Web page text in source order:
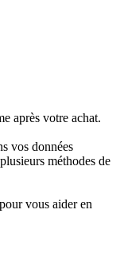
après votre achat.
vos données
méthodes de
vous aider en